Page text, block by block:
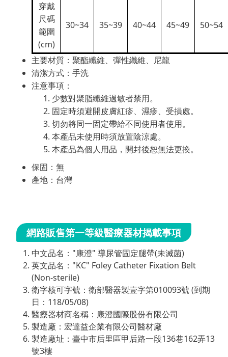
穿戴
尺碼
範圍
(cm)
30~34 35~39 40~44 45~49 50~54
主要材質：聚酯纖維、彈性纖維、尼龍
清潔方式：手洗
注意事項：
少數對聚脂纖維過敏者禁用。
固定時須避開皮膚紅疹、濕疹、受損處。
切勿將同一固定帶給不同使用者使用。
本產品未使用時須放置陰涼處。
本產品為個人用品，開封後恕無法更換。
保固：無
產地：台灣
網路販售第一等級醫療器材揭載事項
中文品名："康澄" 導尿管固定腿帶(未滅菌)
英文品名："KC" Foley Catheter Fixation Belt
(Non-sterile)
衛字核可字號：衛部醫器製壹字第010093號 (到期
日：118/05/08)
醫療器材商名稱：康澄國際股份有限公司
製造廠：宏達益企業有限公司醫材廠
製造廠址：臺中市后里區甲后路一段136巷162弄13
號3樓